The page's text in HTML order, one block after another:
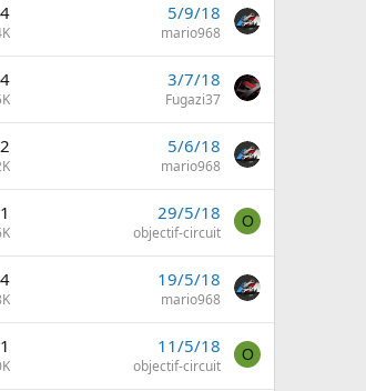
4 5/9/18
mario968
4 3/7/18
Fugazi37
2 5/6/18
mario968
1 29/5/18
objectif-circuit
O
4 19/5/18
mario968
1 11/5/18
objectif-circuit
O